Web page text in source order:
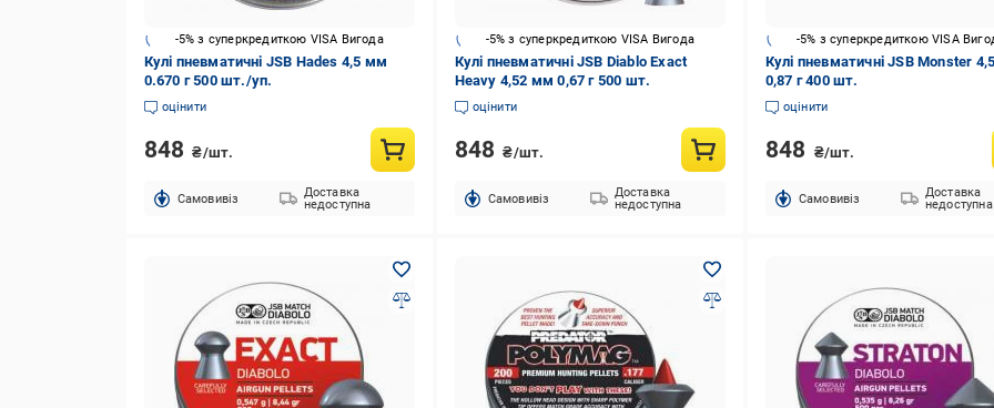
-5% з суперкредиткою VISA Вигода
Кулі пневматичні JSB Hades 4,5 мм
0.670 г 500 шт./уп.
оцінити
848 ₴/шт.
Cамовивіз
Доставка
недоступна
-5% з суперкредиткою VISA Вигода
Кулі пневматичні JSB Diablo Exact
Heavy 4,52 мм 0,67 г 500 шт.
оцінити
848 ₴/шт.
Cамовивіз
Доставка
недоступна
-5% з суперкредиткою VISA
Кулі пневматичні JSB Monster
0,87 г 400 шт.
оцінити
848 ₴/шт.
Cамовивіз
Доставка
недоступна